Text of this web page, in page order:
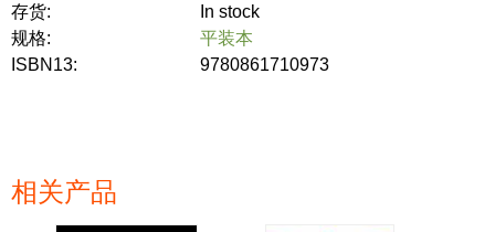
存货:
In stock
规格:
平装本
ISBN13:
9780861710973
相关产品